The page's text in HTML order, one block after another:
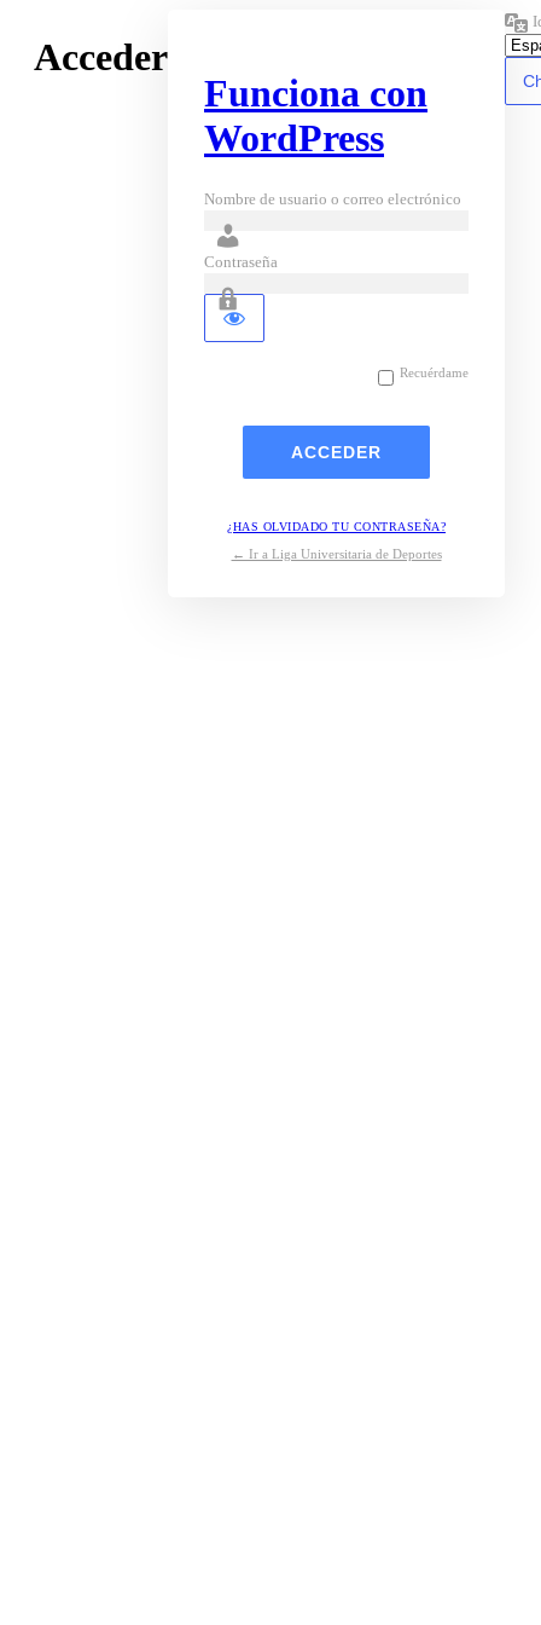
Acceder
Funciona con
WordPress
Nombre de usuario o correo electrónico
Contraseña
Recuérdame
¿HAS OLVIDADO TU CONTRASEÑA?
← Ir a Liga Universitaria de Deportes